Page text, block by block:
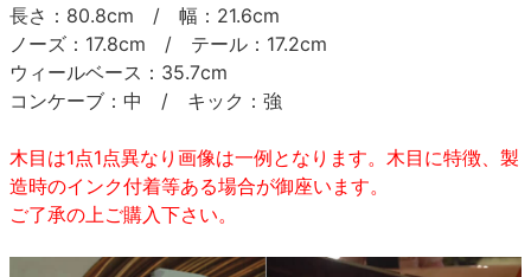
長さ：80.8cm / 幅：21.6cm
ノーズ：17.8cm / テール：17.2cm
ウィールベース：35.7cm
コンケーブ：中 / キック：強
木目は1点1点異なり画像は一例となります。木目に特徴、製
造時のインク付着等ある場合が御座います。
ご了承の上ご購入下さい。